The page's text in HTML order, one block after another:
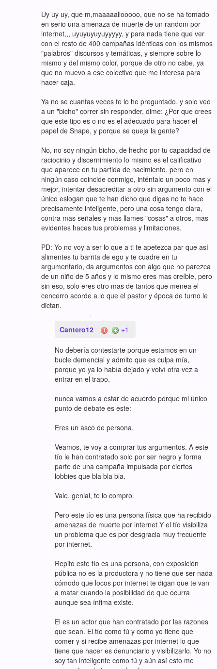
Uy uy uy, que m,maaaaallooooo, que no se ha tomado
en serio una amenaza de muerte de un random por
internet,,, uyuyuyuyuyyyyy, y para nada tiene que ver
con el resto de 400 campañas idénticas con los mismos
"palabros" discursos y temáticas, y siempre sobre lo
mismo y del mismo color, porque de otro no cabe, ya
que no muevo a ese colectivo que me interesa para
hacer caja.
Ya no se cuantas veces te lo he preguntado, y solo veo
a un "bicho" correr sin responder, dime: ¿Por que crees
que este tipo es o no es el adecuado para hacer el
papel de Snape, y porque se queja la gente?
No, no soy ningún bicho, de hecho por tu capacidad de
raciocinio y discernimiento lo mismo es el calificativo
que aparece en tu partida de nacimiento, pero en
ningún caso coincide conmigo, inténtalo un poco mas y
mejor, intentar desacreditar a otro sin argumento con el
único eslogan que te han dicho que digas no te hace
precisamente inteligente, pero una cosa tengo clara,
contra mas señales y mas llames "cosas" a otros, mas
evidentes haces tus problemas y limitaciones.
PD: Yo no voy a ser lo que a ti te apetezca par que así
alimentes tu barrita de ego y te cuadre en tu
argumentario, da argumentos con algo que no parezca
de un niño de 5 años y lo mismo eres mas creíble, pero
sin eso, solo eres otro mas de tantos que menea el
cencerro acorde a lo que el pastor y época de turno le
dictan.
Cantero12 +1
No debería contestarte porque estamos en un
bucle demencial y admito que es culpa mía,
porque yo ya lo había dejado y volví otra vez a
entrar en el trapo.
nunca vamos a estar de acuerdo porque mi único
punto de debate es este:
Eres un asco de persona.
Veamos, te voy a comprar tus argumentos. A este
tío le han contratado solo por ser negro y forma
parte de una campaña impulsada por ciertos
lobbies que bla bla bla.
Vale, genial, te lo compro.
Pero este tío es una persona física que ha recibido
amenazas de muerte por internet Y el tío visibiliza
un problema que es por desgracia muy frecuente
por internet.
Repito este tío es una persona, con exposición
pública no es la productora y no tiene que ser nada
cómodo que locos por internet te digan que te van
a matar cuando la posibilidad de que ocurra
aunque sea ínfima existe.
El es un actor que han contratado por las razones
que sean. El tío como tú y como yo tiene que
comer y si recibe amenazas por internet lo que
tiene que hacer es denunciarlo y visibilizarlo. Yo no
soy tan inteligente como tú y aún así esto me